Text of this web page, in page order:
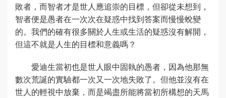
敗者，而智者才是世人應追崇的目標，但卻從未想到，
智者便是愚者在一次次在疑惑中找到答案而慢慢蛻變
的。我們的確有很多關於人生或生活的疑惑沒有解開，
但這不就是人生的目標和意義嗎？
愛迪生當初也是世人眼中固執的愚者，因為他那無
數次荒誕的實驗都一次又一次地失敗了。但他並沒有在
世人的輕視中放棄，而是竭盡所能將當初所構想的天馬